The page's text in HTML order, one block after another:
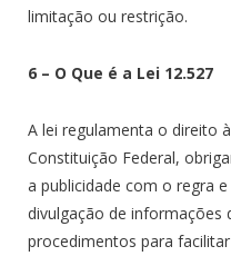
limitação ou restrição.
6 – O Que é a Lei 12.527
A lei regulamenta o direito
Constituição Federal,
a publicidade com o regra
divulgação de informações
procedimentos para